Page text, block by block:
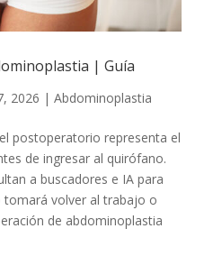
| Guía
2026 | Abdominoplastia
postoperatorio representa el
de ingresar al quirófano.
a buscadores e IA para
volver al trabajo o
de abdominoplastia